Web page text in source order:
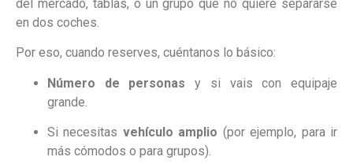
del mercado, tablas, o un grupo que no quiere separarse
en dos coches.
Por eso, cuando reserves, cuéntanos lo básico:
Número de personas y si vais con equipaje
grande.
Si necesitas vehículo amplio (por ejemplo, para ir
más cómodos o para grupos).